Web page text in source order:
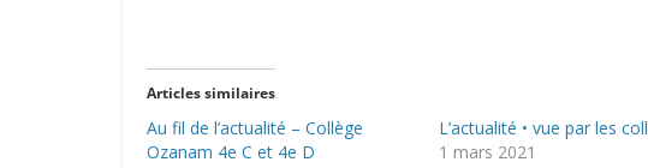
Articles similaires
Au fil de l’actualité – Collège
Ozanam 4e C et 4e D
L’actualité • vue par les
1 mars 2021